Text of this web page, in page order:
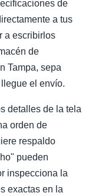
de
a tus
a escribirlos
de
Tampa, sepa
el envío.
detalles de la tela
orden de
respaldo
pueden
inspecciona la
exactas en la